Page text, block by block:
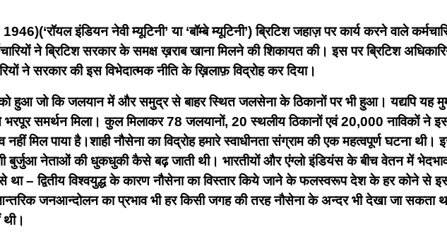
इंडियन नेवी म्यूटिनी’ या ‘बॉम्बे म्यूटिनी’) ब्रिटिश जहाज़ पर कार्य करने वाले
ने ब्रिटिश सरकार के समक्ष ख़राब खाना मिलने की शिकायत की। इस पर ब्रिटिश
ने सरकार की इस विभेदात्मक नीति के ख़िलाफ़ विद्रोह कर दिया।
हुआ जो कि जलयान में और समुद्र से बाहर स्थित जलसेना के ठिकानों पर भी हुआ। यद्यपि यह
समर्थन मिला। कुल मिलाकर 78 जलयानों, 20 स्थलीय ठिकानों एवं 20,000 नाविकों ने
नहीं मिल पाया है।शाही नौसेना का विद्रोह हमारे स्वाधीनता संग्राम की एक महत्वपूर्ण घटना
बुर्जुआ नेताओं की धुकधुकी कैसे बढ़ जाती थी। भारतीयों और एंग्लो इंडियंस के बीच वेतन में
– द्वितीय विश्वयुद्ध के कारण नौसेना का विस्तार किये जाने के फलस्वरूप देश के हर कोने से
जनआन्दोलन का प्रभाव भी हर किसी जगह की तरह नौसेना के अन्दर भी देखा जा सकता